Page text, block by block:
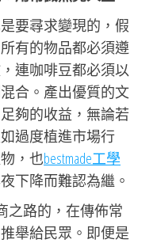
要尋求變現的，假
有的物品都必須遵
連咖啡豆都必須以
合。產出優質的文
夠的收益，無論若
過度植進市場行
，也bestmade工學
下降而難認為繼。
之路的，在傳佈常
舉給民眾。即便是